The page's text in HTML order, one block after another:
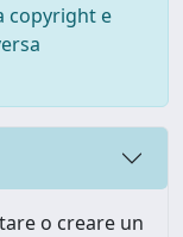
copyright e
o creare un